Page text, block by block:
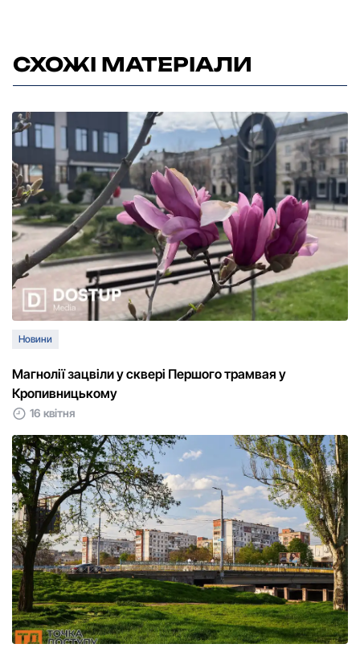
СХОЖІ МАТЕРІАЛИ
Новини
Магнолії зацвіли у сквері Першого трамвая у
Кропивницькому
16 квітня